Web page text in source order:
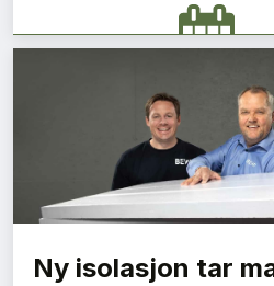
Norges bygg- og
Vi Bygger Vestland 2026
Byggenæringens
Ny isolasjon tar